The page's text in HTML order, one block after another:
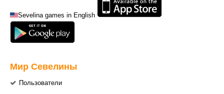
Sevelina games in English
Мир Севелины
Пользователи